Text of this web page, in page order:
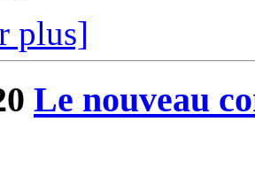
plus]
Le nouveau